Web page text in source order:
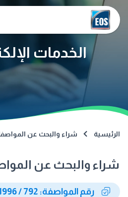
الخدمات
الرئيسية شراء والبحث عن
شراء والبحث عن
رقم المواصفة: 792 / 1996